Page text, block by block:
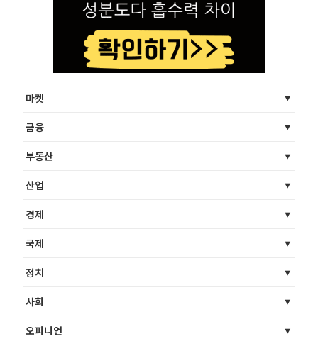
마켓
금융
부동산
산업
경제
국제
정치
사회
오피니언